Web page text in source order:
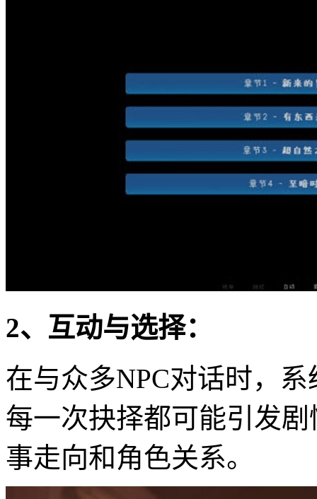
2、互动与选择：
在与众多NPC对话时，
每一次抉择都可能引发
事走向和角色关系。